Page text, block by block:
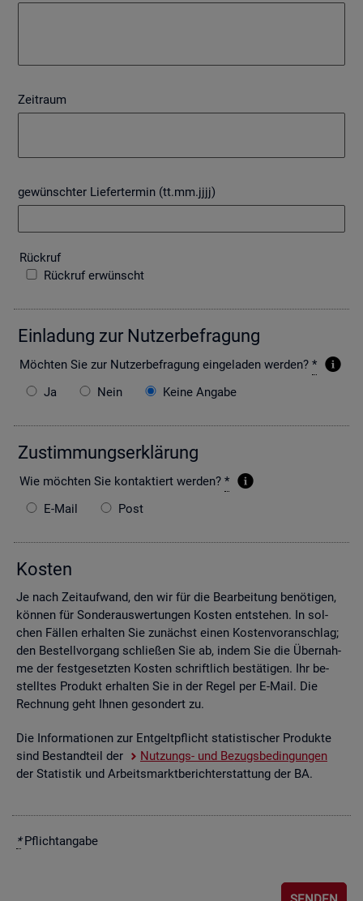
Zeitraum
gewünschter Liefertermin (tt.mm.jjjj)
Rück­ruf
Rückruf erwünscht
Ein­la­dung zur Nut­zer­be­fra­gung
Möch­ten Sie zur Nut­zer­be­fra­gung ein­ge­la­den wer­den? *
Ja
Nein Keine Angabe
Zu­stim­mungs­er­klä­rung
Wie möch­ten Sie kon­tak­tiert wer­den? *
E-Mail
Post
Kos­ten
Je nach Zeit­auf­wand, den wir für die Be­ar­bei­tung be­nö­ti­gen,
kön­nen für Son­der­aus­wer­tun­gen Kos­ten ent­ste­hen. In sol­
chen Fäl­len er­hal­ten Sie zu­nächst einen Kos­ten­vor­anschlag;
den Be­stell­vor­gang schlie­ßen Sie ab, indem Sie die Über­nah­
me der fest­ge­setz­ten Kos­ten schrift­lich be­stä­ti­gen. Ihr be­
stell­tes Pro­dukt er­hal­ten Sie in der Regel per E-Mail. Die
Rech­nung geht Ihnen ge­son­dert zu.
Die In­for­ma­tio­nen zur Ent­gelt­pflicht sta­tis­ti­scher Pro­duk­te
sind Be­stand­teil der
Nut­zungs- und Be­zugs­be­din­gun­gen
der Sta­tis­tik und Ar­beits­markt­be­richt­erstat­tung der BA.
*Pflicht­an­ga­be